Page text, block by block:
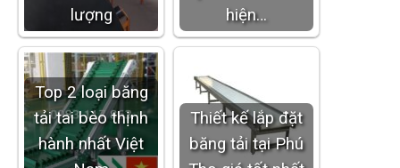
lượng
hiện…
Top 2 loại băng
tải tai bèo thịnh
hành nhất Việt
Thiết kế lắp đặt
băng tải tại Phú